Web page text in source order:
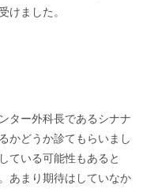
けました。
ター外科長であるシナナ
かどうか診てもらいまし
ている可能性もあると
あまり期待はしていなか